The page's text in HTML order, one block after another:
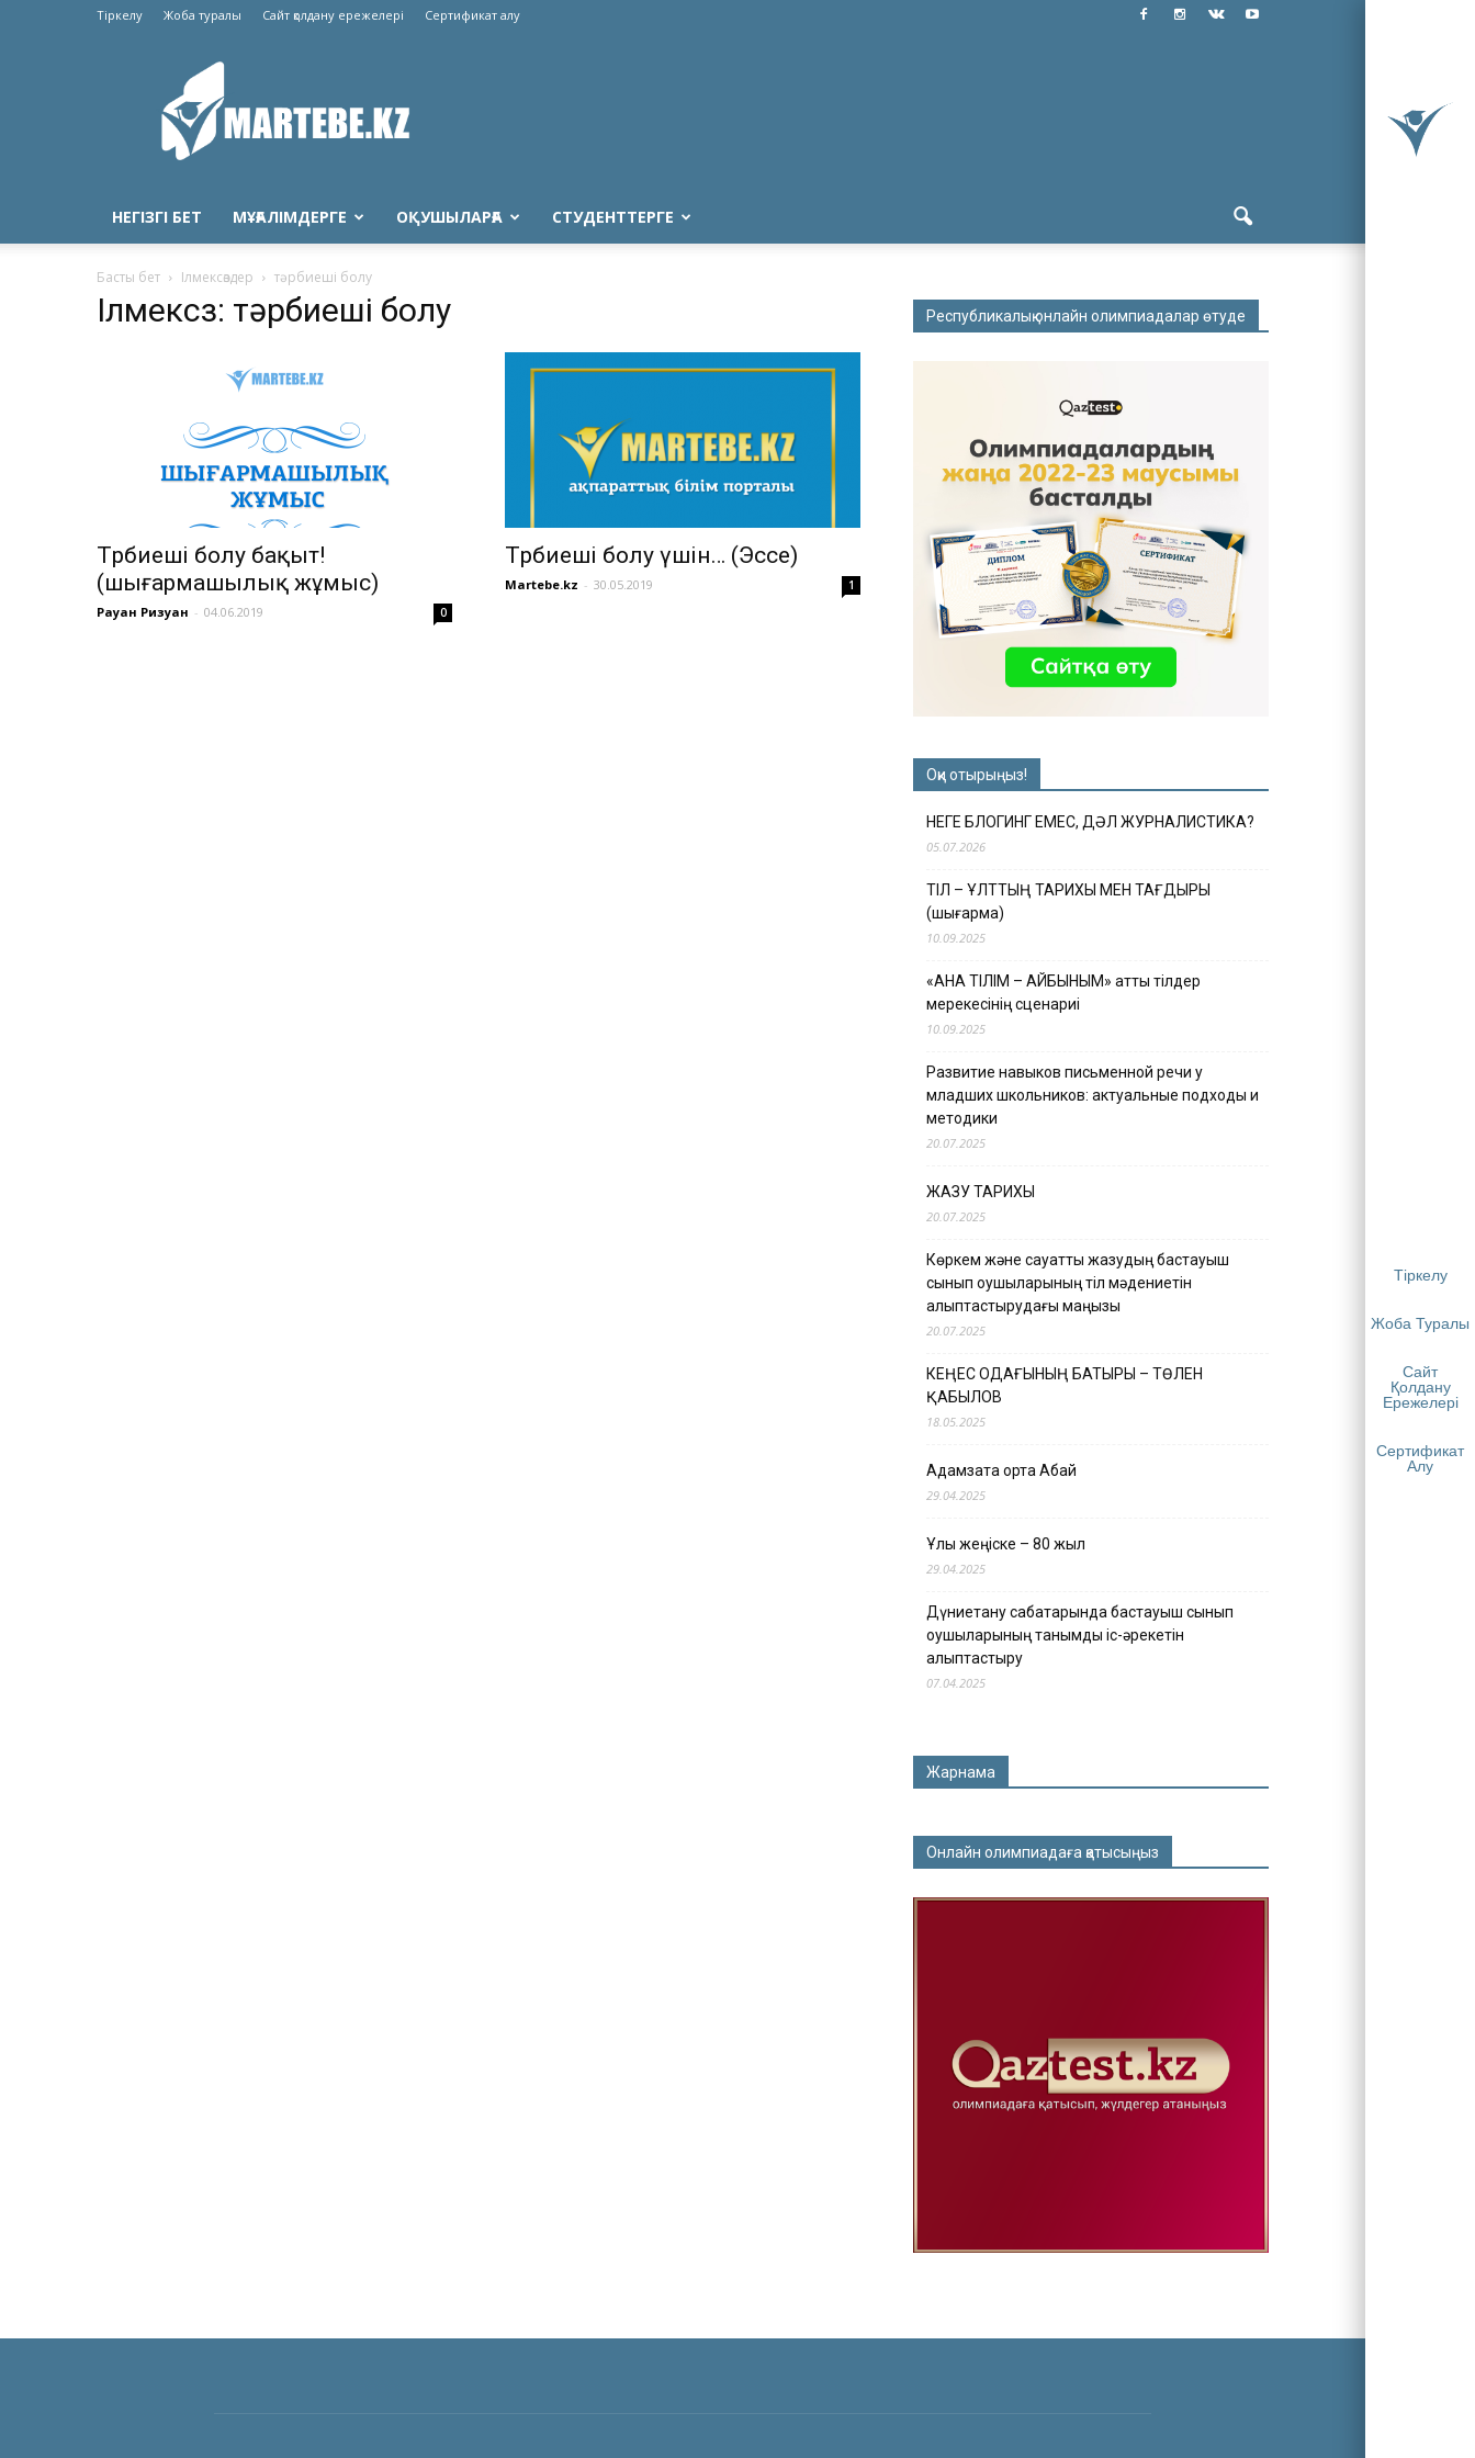
Тіркелу
Жоба Туралы
Сайт
Қолдану
Ережелері
Сертификат
Алу
Тіркелу Жоба туралы Сайт қолдану ережелері Сертификат алу
Martebe.kz
білім
сайты
НЕГІЗГІ БЕТ МҰҒАЛІМДЕРГЕ ОҚУШЫЛАРҒА СТУДЕНТТЕРГЕ
Басты бет Ілмексөздер тәрбиеші болу
Ілмексөз: тәрбиеші болу
Тәрбиеші болу бақыт!
(шығармашылық жұмыс)
Рауан Ризуан - 04.06.2019 0
Тәрбиеші болу үшін… (Эссе)
Martebe.kz - 30.05.2019 1
Республикалық онлайн олимпиадалар өтуде
Оқи отырыңыз!
НЕГЕ БЛОГИНГ ЕМЕС, ДӘЛ ЖУРНАЛИСТИКА?
05.07.2026
ТІЛ – ҰЛТТЫҢ ТАРИХЫ МЕН ТАҒДЫРЫ
(шығарма)
10.09.2025
«АНА ТІЛІМ – АЙБЫНЫМ» атты тілдер
мерекесінің сценариі
10.09.2025
Развитие навыков письменной речи у
младших школьников: актуальные подходы и
методики
20.07.2025
ЖАЗУ ТАРИХЫ
20.07.2025
Көркем және сауатты жазудың бастауыш
сынып оқушыларының тіл мәдениетін
қалыптастырудағы маңызы
20.07.2025
КЕҢЕС ОДАҒЫНЫҢ БАТЫРЫ – ТӨЛЕН
ҚАБЫЛОВ
18.05.2025
Адамзатқа ортақ Абай
29.04.2025
Ұлы жеңіске – 80 жыл
29.04.2025
Дүниетану сабақтарында бастауыш сынып
оқушыларының танымдық іс-әрекетін
қалыптастыру
07.04.2025
Жарнама
Онлайн олимпиадаға қатысыңыз